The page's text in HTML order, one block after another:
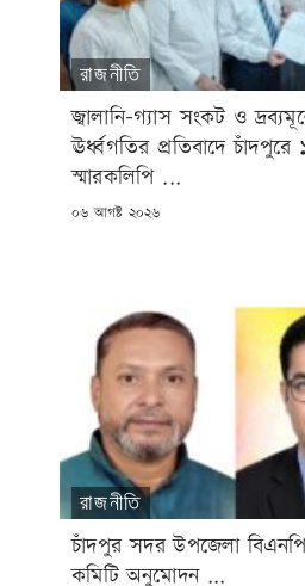
রাজনীতি
জ্বালানি-গ্যাস সংকট ও
ঊর্ধ্বগতির প্রতিবাদে
স্মারকলিপি ...
POSTED
০৬ আগষ্ট ২০২৬
রাজনীতি
চাঁদপুর সদর উপজেলা
কমিটি অনুমোদন ...